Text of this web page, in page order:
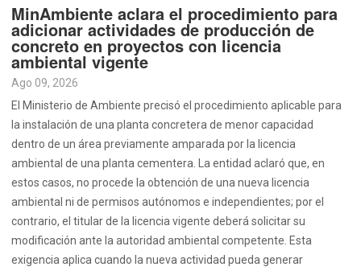
MinAmbiente aclara el procedimiento para
adicionar actividades de producción de
concreto en proyectos con licencia
ambiental vigente
Ago 09, 2026
El Ministerio de Ambiente precisó el procedimiento aplicable para
la instalación de una planta concretera de menor capacidad
dentro de un área previamente amparada por la licencia
ambiental de una planta cementera. La entidad aclaró que, en
estos casos, no procede la obtención de una nueva licencia
ambiental ni de permisos autónomos e independientes; por el
contrario, el titular de la licencia vigente deberá solicitar su
modificación ante la autoridad ambiental competente. Esta
exigencia aplica cuando la nueva actividad pueda generar